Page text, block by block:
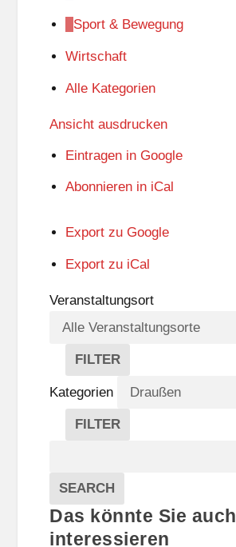
Sport & Bewegung
Wirtschaft
Alle Kategorien
Ansicht ausdrucken
Eintragen in Google
Abonnieren in iCal
Export zu Google
Export zu iCal
Veranstaltungsort
FILTER
V
E
R
A
A
L
T
U
Kategorien
FILTER
E
G
O
R
Veranstaltungen
SEARCH
Das könnte Sie auch
interessieren